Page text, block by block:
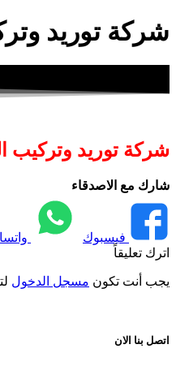
شركة توريد
شركة توريد وتركيب
شارك مع الاصدقاء
فيسبوك
اترك تعليقاً
يجب أنت تكون مسجل الدخول
اتصل بنا الان